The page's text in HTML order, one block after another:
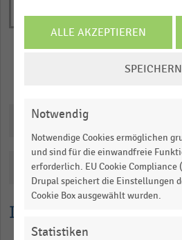
Lesehilfe
Euro.
Range:
table.
ALLE AKZEPTIEREN
SPEICHERN
Notwendig
Notwendige Cookies ermöglichen
und sind für die einwandfreie
erforderlich. EU Cookie Compliance
Drupal speichert die Einstellungen
Cookie Box ausgewählt wurden.
Statistiken